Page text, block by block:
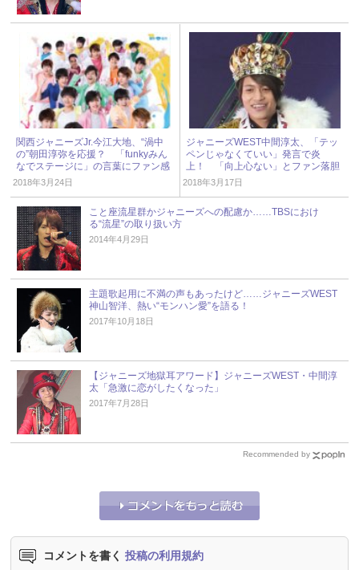
関西ジャニーズJr.今江大地、“渦中
の”朝田淳弥を応援？ 「funkyみん
なでステージに」の言葉にファン感
涙
2018年3月24日
ジャニーズWEST中間淳太、「テッ
ペンじゃなくていい」発言で炎
上！ 「向上心ない」とファン落胆
2018年3月17日
こと座流星群かジャニーズへの配慮か……TBSにおけ
る“流星”の取り扱い方
2014年4月29日
主題歌起用に不満の声もあったけど……ジャニーズWEST
神山智洋、熱い“モンハン愛”を語る！
2017年10月18日
【ジャニーズ地獄耳アワード】ジャニーズWEST・中間淳
太「急激に恋がしたくなった」
2017年7月28日
Recommended by
コメントを書く 投稿の利用規約